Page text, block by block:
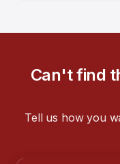
Can't find
Tell us how you